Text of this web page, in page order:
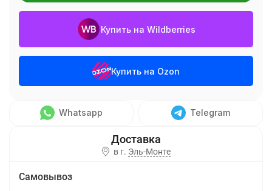
Купить на Wildberries
Купить на Ozon
Whatsapp Telegram
в г. Эль-Монте
Самовывоз